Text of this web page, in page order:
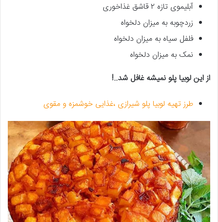
آبلیموی تازه ۲ قاشق غذاخوری
زردچوبه به میزان دلخواه
فلفل سیاه به میزان دلخواه
نمک به میزان دلخواه
از این لوبیا پلو نمیشه غافل شد..!
طرز تهیه لوبیا پلو شیرازی ،غذایی خوشمزه و مقوی